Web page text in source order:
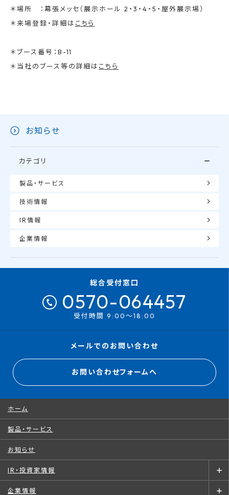
＊場所 ：幕張メッセ（展示ホール 2・3・4・5・屋外展示場）
＊来場登録・詳細は こちら
＊ブース番号：B-11
＊当社のブース等の詳細は こちら
お知らせ
カテゴリ
製品・サービス
技術情報
IR情報
企業情報
総合受付窓口
0570-064457
受付時間 9:00～18:00
メールでのお問い合わせ
お問い合わせフォームへ
ホーム
製品・サービス
お知らせ
IR・投資家情報
企業情報